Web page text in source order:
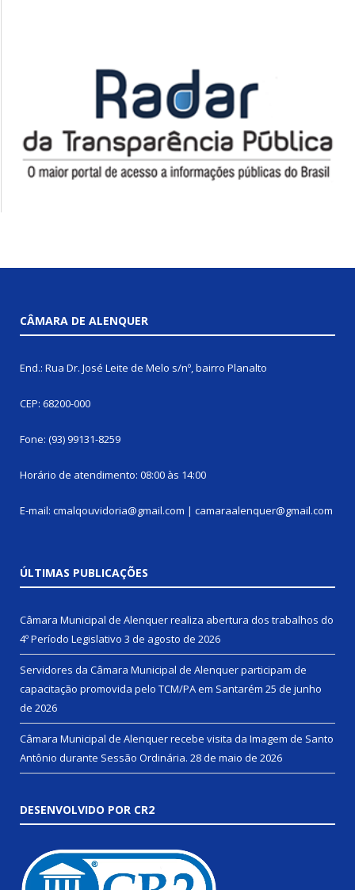
CÂMARA DE ALENQUER
End.: Rua Dr. José Leite de Melo s/nº, bairro Planalto
CEP: 68200-000
Fone: (93) 99131-8259
Horário de atendimento: 08:00 às 14:00
E-mail: cmalqouvidoria@gmail.com | camaraalenquer@gmail.com
ÚLTIMAS PUBLICAÇÕES
Câmara Municipal de Alenquer realiza abertura dos trabalhos do
4º Período Legislativo 3 de agosto de 2026
Servidores da Câmara Municipal de Alenquer participam de
capacitação promovida pelo TCM/PA em Santarém 25 de junho
de 2026
Câmara Municipal de Alenquer recebe visita da Imagem de Santo
Antônio durante Sessão Ordinária. 28 de maio de 2026
DESENVOLVIDO POR CR2